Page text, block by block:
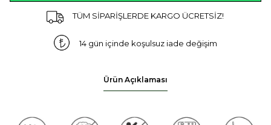
TÜM SİPARİŞLERDE KARGO ÜCRETSİZ!
14 gün içinde koşulsuz iade değişim
Ürün Açıklaması